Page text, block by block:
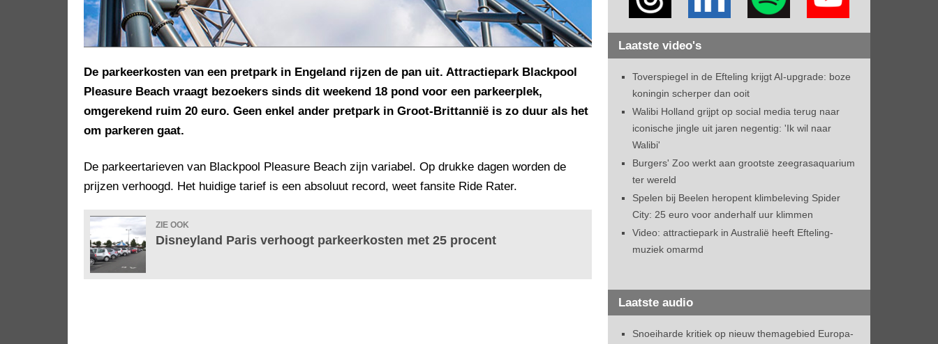
De parkeerkosten van een pretpark in Engeland rijzen de pan uit. Attractiepark Blackpool
Pleasure Beach vraagt bezoekers sinds dit weekend 18 pond voor een parkeerplek,
omgerekend ruim 20 euro. Geen enkel ander pretpark in Groot-Brittannië is zo duur als het
om parkeren gaat.
De parkeertarieven van Blackpool Pleasure Beach zijn variabel. Op drukke dagen worden de
prijzen verhoogd. Het huidige tarief is een absoluut record, weet fansite Ride Rater.
ZIE OOK
Disneyland Paris verhoogt parkeerkosten met 25 procent
Laatste video's
Toverspiegel in de Efteling krijgt AI-upgrade: boze
koningin scherper dan ooit
Walibi Holland grijpt op social media terug naar
iconische jingle uit jaren negentig: 'Ik wil naar
Walibi'
Burgers' Zoo werkt aan grootste zeegrasaquarium
ter wereld
Spelen bij Beelen heropent klimbeleving Spider
City: 25 euro voor anderhalf uur klimmen
Video: attractiepark in Australië heeft Efteling-
muziek omarmd
Laatste audio
Snoeiharde kritiek op nieuw themagebied Europa-